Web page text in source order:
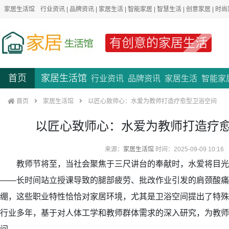
家居生活馆 行业资讯 | 品牌资讯 | 家居生活 | 智能家居 | 智慧生活 | 创意家居 | 时
有创意的家居生活
首页 家居生活馆 行业资讯 品牌资讯 家居生活 智能家
首页 家居生活馆 以匠心致师心：水爱为教师打造疗愈型卫浴空间
以匠心致师心：水爱为教师打造疗
来源： 家居生活馆时间：2025-09-09 10:16
教师节将至，当社会聚焦于三尺讲台的奉献时，水爱将目光
——长时间站立授课导致的腿部疲劳、批改作业引发的肩颈酸
绷，这些职业特性恰恰对家居环境，尤其是卫浴空间提出了特
行业多年，基于对人体工学和教师群体需求的深入研究，为教